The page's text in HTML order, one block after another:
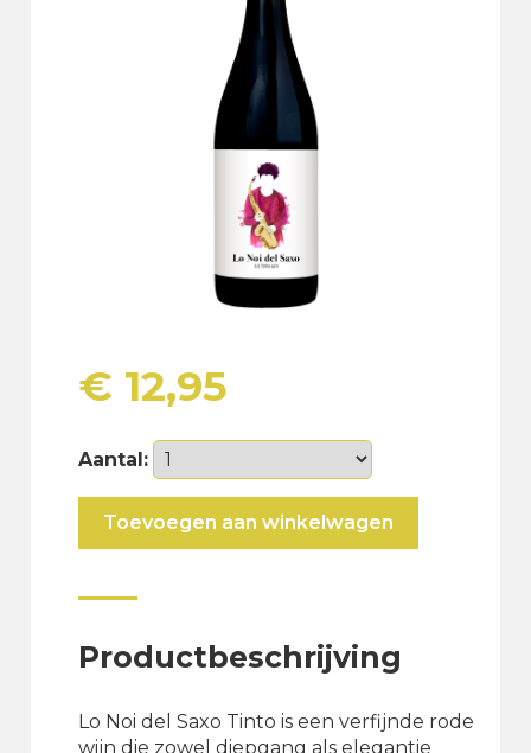
€ 12,95
Aantal:
Noi
Toevoegen aan winkelwagen
Productbeschrijving
Lo Noi del Saxo Tinto is een verfijnde rode
wijn die zowel diepgang als elegantie